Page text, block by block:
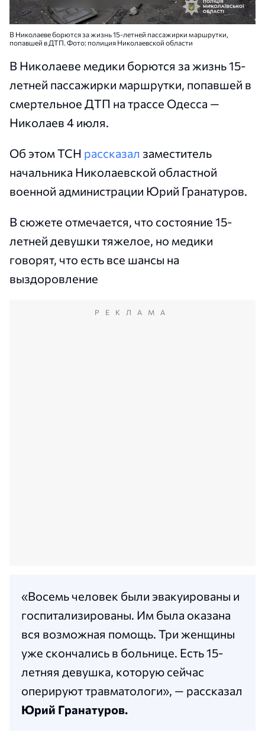
В Николаеве борются за жизнь 15-летней пассажирки маршрутки,
попавшей в ДТП. Фото: полиция Николаевской области
В Николаеве медики борются за жизнь 15-
летней пассажирки маршрутки, попавшей в
смертельное ДТП на трассе Одесса —
Николаев 4 июля.
Об этом ТСН рассказал заместитель
начальника Николаевской областной
военной администрации Юрий Гранатуров.
В сюжете отмечается, что состояние 15-
летней девушки тяжелое, но медики
говорят, что есть все шансы на
выздоровление
РЕКЛАМА
«Восемь человек были эвакуированы и
госпитализированы. Им была оказана
вся возможная помощь. Три женщины
уже скончались в больнице. Есть 15-
летняя девушка, которую сейчас
оперируют травматологи», — рассказал
Юрий Гранатуров.